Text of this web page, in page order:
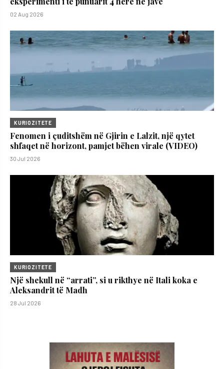
02 Aug 2026
KURIOZITETE
Fenomen i çuditshëm në Gjirin e Lalzit, një qytet
shfaqet në horizont, pamjet bëhen virale (VIDEO)
30 Jul 2026
KURIOZITETE
Një shekull në “arrati”, si u rikthye në Itali koka e
Aleksandrit të Madh
28 Jul 2026